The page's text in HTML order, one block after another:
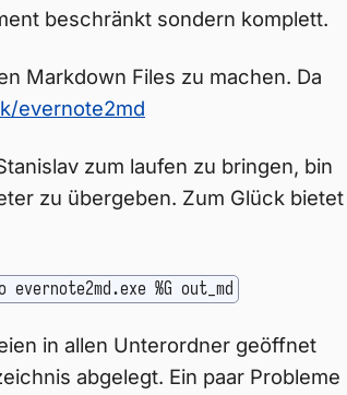
beschränkt sondern komplett.
Markdown Files zu machen. Da
evernote2md
zum laufen zu bringen, bin
zu übergeben. Zum Glück bietet
%G out_md
in allen Unterordner geöffnet
abgelegt. Ein paar Probleme